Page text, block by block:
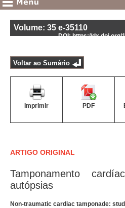
Volume: 35 e-35110
DOI: https://dx.doi.org/
Voltar ao Sumário
Imprimir PDF
ARTIGO ORIGINAL
Tamponamento
autópsias
Non-traumatic cardiac tamponade: